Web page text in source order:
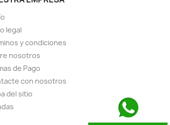
legal
y condiciones
nosotros
de Pago
con nosotros
del sitio